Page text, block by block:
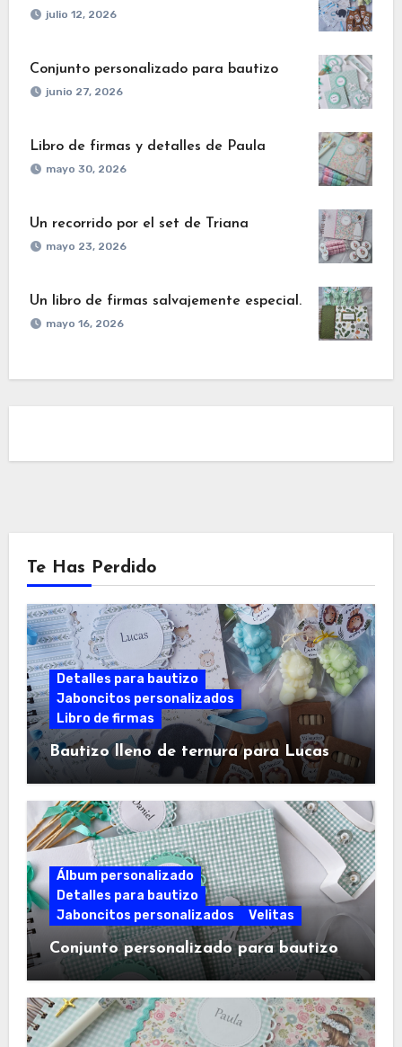
julio 12, 2026
Conjunto personalizado para bautizo
junio 27, 2026
Libro de firmas y detalles de Paula
mayo 30, 2026
Un recorrido por el set de Triana
mayo 23, 2026
Un libro de firmas salvajemente especial.
mayo 16, 2026
Te Has Perdido
Detalles para bautizo
Jaboncitos personalizados
Libro de firmas
Bautizo lleno de ternura para Lucas
Álbum personalizado
Detalles para bautizo
Jaboncitos personalizados
Velitas
Conjunto personalizado para bautizo